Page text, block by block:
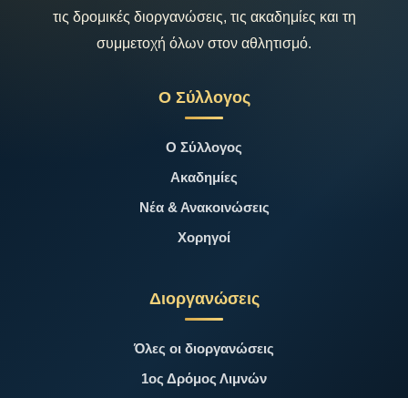
τις δρομικές διοργανώσεις, τις ακαδημίες και τη
συμμετοχή όλων στον αθλητισμό.
Ο Σύλλογος
Ο Σύλλογος
Ακαδημίες
Νέα & Ανακοινώσεις
Χορηγοί
Διοργανώσεις
Όλες οι διοργανώσεις
1ος Δρόμος Λιμνών